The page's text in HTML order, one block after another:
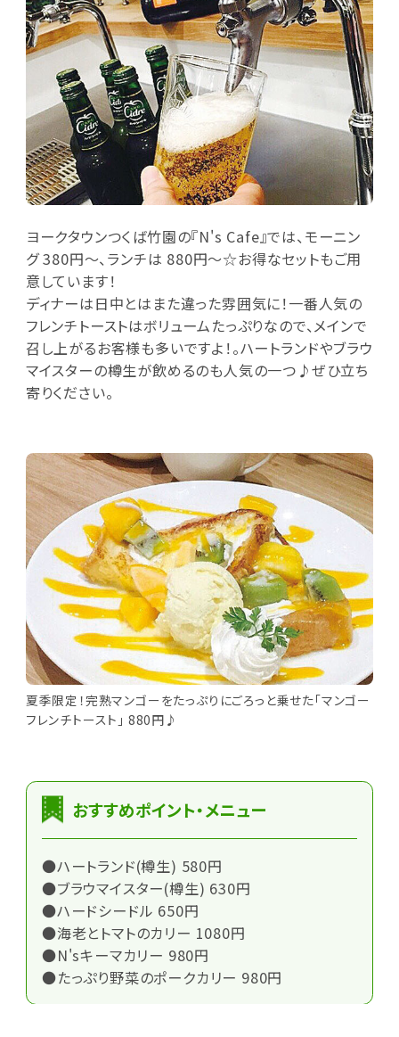
ヨークタウンつくば竹園の『N's Cafe』では、モーニン
グ 380円～、ランチは 880円～☆お得なセットもご用
意しています！
ディナーは日中とはまた違った雰囲気に！一番人気の
フレンチトーストはボリュームたっぷりなので、メインで
召し上がるお客様も多いですよ！。ハートランドやブラウ
マイスターの樽生が飲めるのも人気の一つ♪ぜひ立ち
寄りください。
夏季限定！完熟マンゴーをたっぷりにごろっと乗せた「マンゴー
フレンチトースト」 880円♪
おすすめポイント・メニュー
●ハートランド(樽生) 580円
●ブラウマイスター(樽生) 630円
●ハードシードル 650円
●海老とトマトのカリー 1080円
●N'sキーマカリー 980円
●たっぷり野菜のポークカリー 980円